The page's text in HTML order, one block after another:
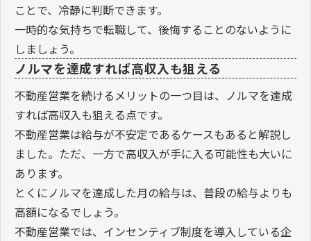
ことで、冷静に判断できます。
一時的な気持ちで転職して、後悔することのないように
しましょう。
ノルマを達成すれば高収入も狙える
不動産営業を続けるメリットの一つ目は、ノルマを達成
すれば高収入も狙える点です。
不動産営業は給与が不安定であるケースもあると解説し
ました。ただ、一方で高収入が手に入る可能性も大いに
あります。
とくにノルマを達成した月の給与は、普段の給与よりも
高額になるでしょう。
不動産営業では、インセンティブ制度を導入している企